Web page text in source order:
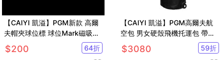
【CAIYI 凱溢】PGM新款 高爾
夫帽夾球位標 球位Mark磁吸帽
夾
$200 64折
【CAIYI 凱溢】PGM高爾夫航
空包 男女硬殼飛機托運包 帶輪
滑旅行球包
$3080 59折